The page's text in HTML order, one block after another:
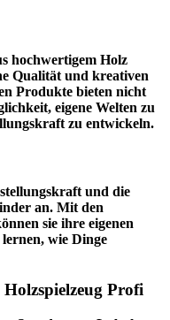
hochwertigem Holz
Qualität und kreativen
Produkte bieten nicht
eigene Welten zu
zu entwickeln.
und die
an. Mit den
sie ihre eigenen
wie Dinge
Profi